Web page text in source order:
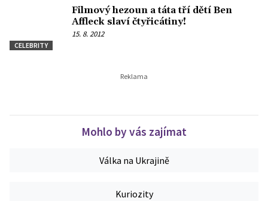
CELEBRITY
Filmový hezoun a táta tří dětí Ben
Affleck slaví čtyřicátiny!
15. 8. 2012
Mohlo by vás zajímat
Válka na Ukrajině
Kuriozity